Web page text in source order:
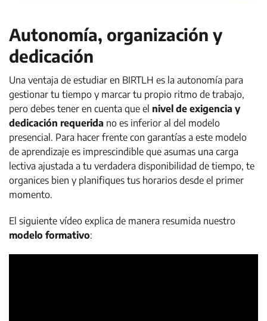
Autonomía, organización y
dedicación
Una ventaja de estudiar en BIRTLH es la autonomía para
gestionar tu tiempo y marcar tu propio ritmo de trabajo,
pero debes tener en cuenta que el nivel de exigencia y
dedicación requerida no es inferior al del modelo
presencial. Para hacer frente con garantías a este modelo
de aprendizaje es imprescindible que asumas una carga
lectiva ajustada a tu verdadera disponibilidad de tiempo, te
organices bien y planifiques tus horarios desde el primer
momento.
El siguiente vídeo explica de manera resumida nuestro
modelo formativo: